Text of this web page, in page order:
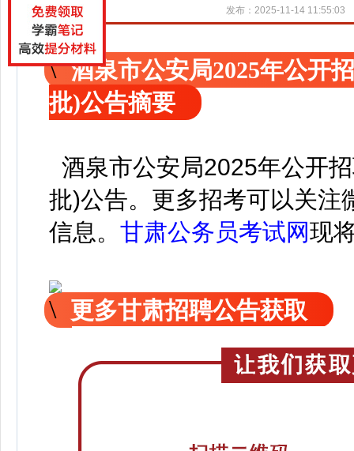
发布：2025-11-14 11:55:03
酒泉市公安局2025年公开
批)公告摘要
酒泉市公安局2025年公开
批)公告。 更多招考可以关注
信息。 甘肃公务员考试网现
更多甘肃招聘公告获取